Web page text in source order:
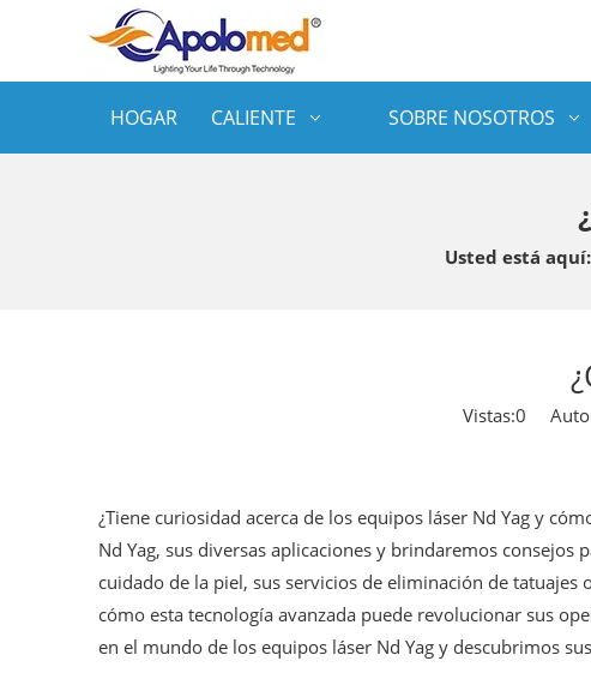
HOGAR CALIENTE SOBRE NOSOTROS
Usted está aquí:
Vistas:0
¿Tiene curiosidad acerca de los equipos láser Nd Yag y
Nd Yag, sus diversas aplicaciones y brindaremos consejos
cuidado de la piel, sus servicios de eliminación de
cómo esta tecnología avanzada puede revolucionar sus
en el mundo de los equipos láser Nd Yag y descubrimos